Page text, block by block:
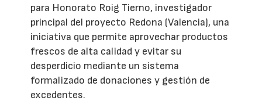
para Honorato Roig Tierno, investigador
principal del proyecto Redona (Valencia), una
iniciativa que permite aprovechar productos
frescos de alta calidad y evitar su
desperdicio mediante un sistema
formalizado de donaciones y gestión de
excedentes.